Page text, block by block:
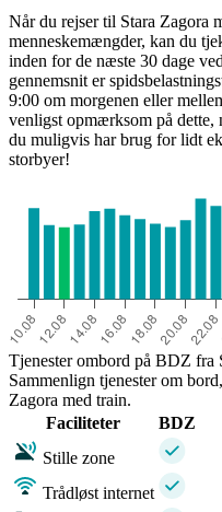
Når du rejser til Stara Zagora
menneskemængder, kan du
inden for de næste 30 dage
gennemsnit er
9:00 om morgenen eller
venligst opmærksom på dette,
du muligvis har brug for lidt
storbyer!
Tjenester ombord på BDZ fra
Sammenlign tjenester om
Zagora med train.
Faciliteter
BDZ
Stille zone
Trådløst internet